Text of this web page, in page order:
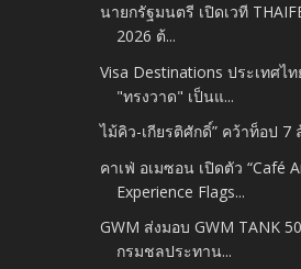
นายกรัฐมนตรี เปิดเวที
2026 ต้...
Visa Destinations ประเทศไ
"ทรงวาด" เป็นแ...
ไม้คิว-เกียรติศักดิ์” คว้าท็อป 7
คาเฟ่ อเมซอน เปิดตัว “Café
Experience Flags...
GWM ส่งมอบ GWM TANK
กรมชลประทาน...